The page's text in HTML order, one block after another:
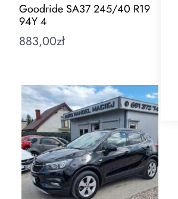
Goodride SA37 245/40 R19
94Y 4
883,00zł